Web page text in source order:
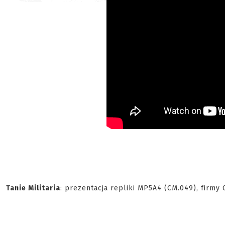
Tanie Militaria: prezentacja repliki MP5A4 (CM.049), firmy